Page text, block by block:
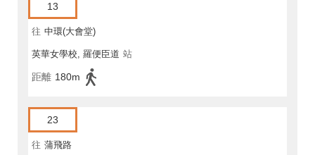
13
往 中環(大會堂)
英華女學校, 羅便臣道 站
距離 180m
23
往 蒲飛路